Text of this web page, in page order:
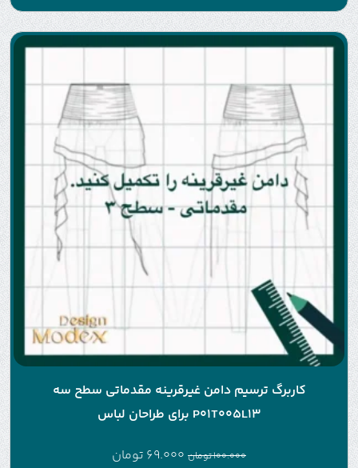
کاربرگ ترسیم دامن غیرقرینه مقدماتی سطح سه
P01T005L13 برای طراحان لباس
100.000تومان 69.000 تومان